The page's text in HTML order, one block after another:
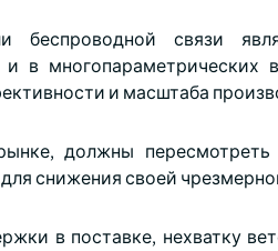
беспроводной связи
в многопараметрических
и масштаба
должны
снижения своей
в поставке, нехватку